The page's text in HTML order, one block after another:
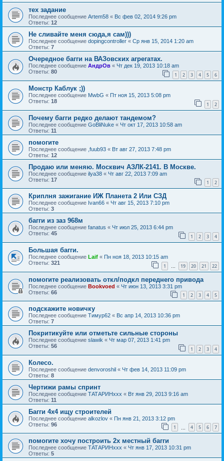
тех задание
Последнее сообщение Artem58 « Вс фев 02, 2014 9:26 pm
Ответы: 12
Не сливайте меня сюда,я сам)))
Последнее сообщение dopingcontroller « Ср янв 15, 2014 1:20 am
Ответы: 7
Очередное багги на ВАЗовских агрегатах.
Последнее сообщение АндрОв « Чт дек 19, 2013 10:18 am
Ответы: 80 1 2 3 4 5 6
Монстр Каблук ;))
Последнее сообщение MwbG « Пт ноя 15, 2013 5:08 pm
Ответы: 18 1 2
Почему багги редко делают тандемом?
Последнее сообщение GoBliNuke « Чт окт 17, 2013 10:58 am
Ответы: 11
помогите
Последнее сообщение ,fuub93 « Вт авг 27, 2013 7:48 pm
Ответы: 12
Продаю или меняю. Москвич АЗЛК-2141. В Москве.
Последнее сообщение ilya38 « Чт авг 22, 2013 7:09 am
Ответы: 17 1 2
Криплня зажигание ИЖ Планета 2 Или СЗД
Последнее сообщение Ivan66 « Чт авг 15, 2013 7:10 pm
Ответы: 3
багги из заз 968м
Последнее сообщение fanatus « Чт июл 25, 2013 6:44 pm
Ответы: 45 1 2 3 4
Большая багги.
Последнее сообщение Laif « Пн ноя 18, 2013 10:15 am
Ответы: 321 1 … 19 20 21 22
помогите реализовать откл/подкл переднего привода
Последнее сообщение Bookvoed « Чт июн 13, 2013 3:31 pm
Ответы: 66 1 2 3 4 5
подскажите новичку
Последнее сообщение Тимур62 « Вс апр 14, 2013 10:36 pm
Ответы: 7
Покритикуйте или отметьте сильные стороны
Последнее сообщение slawik « Чт мар 07, 2013 1:41 pm
Ответы: 56 1 2 3 4
Колесо.
Последнее сообщение denvoroshil « Чт фев 14, 2013 11:09 pm
Ответы: 8
Чертижи рамы спринт
Последнее сообщение ТАТАРИНххх « Вт янв 29, 2013 9:16 am
Ответы: 11
Багги 4х4 ищу строителей
Последнее сообщение alkozlov « Пн янв 21, 2013 3:12 pm
Ответы: 96 1 4 5 6 7
помогите хочу построить 2х местный багги
Последнее сообщение ТАТАРИНххх « Чт янв 17, 2013 10:31 pm
Ответы: 5